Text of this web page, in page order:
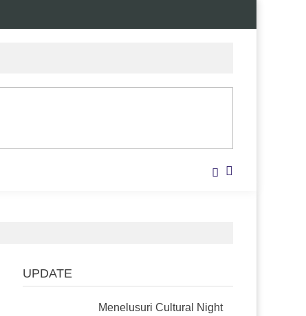
UPDATE
Menelusuri Cultural Night